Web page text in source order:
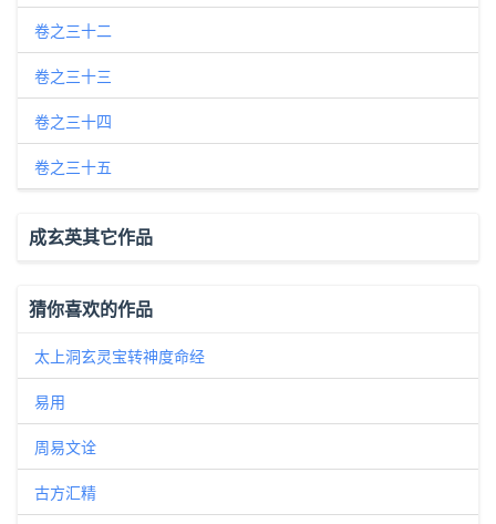
卷之三十二
卷之三十三
卷之三十四
卷之三十五
成玄英其它作品
猜你喜欢的作品
太上洞玄灵宝转神度命经
易用
周易文诠
古方汇精